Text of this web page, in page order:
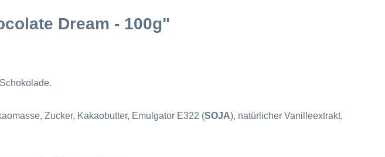
Dream - 100g"
Zucker, Kakaobutter, Emulgator E322 (SOJA), natürlicher Vanilleextrakt,